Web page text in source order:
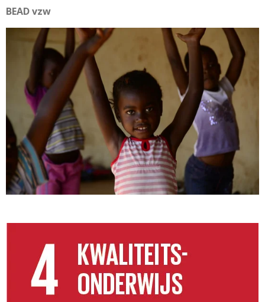
BEAD vzw